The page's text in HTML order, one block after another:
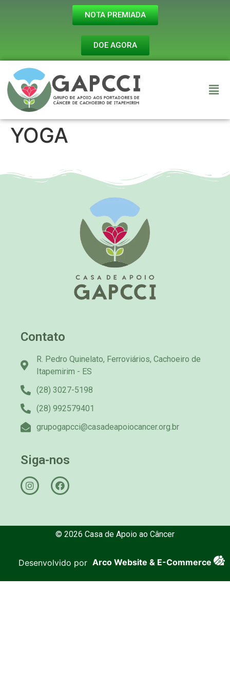
NOTA PREMIADA
DOE AGORA
YOGA
Contato
R. Pedro Quinelato, Ferroviários, Cachoeiro de
Itapemirim - ES
(28) 3027-5198
(28) 992579401
grupogapcci@casadeapoiocancer.org.br
Siga-nos
© 2026 Casa de Apoio ao Câncer
Desenvolvido por Arco Website & E-Commerce